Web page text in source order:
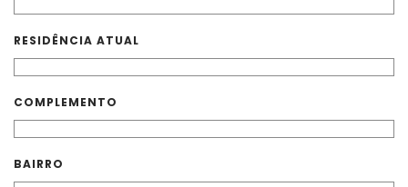
RESIDÊNCIA ATUAL
COMPLEMENTO
BAIRRO